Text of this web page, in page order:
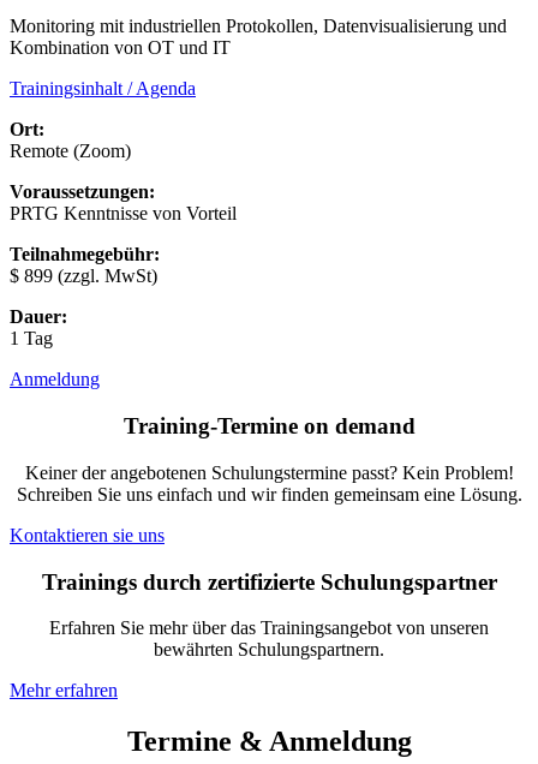
Monitoring mit industriellen Protokollen, Datenvisualisierung und
Kombination von OT und IT
Trainingsinhalt / Agenda
Ort:
Remote (Zoom)
Voraussetzungen:
PRTG Kenntnisse von Vorteil
Teilnahmegebühr:
$ 899 (zzgl. MwSt)
Dauer:
1 Tag
Anmeldung
Training-Termine on demand
Keiner der angebotenen Schulungstermine passt? Kein Problem!
Schreiben Sie uns einfach und wir finden gemeinsam eine Lösung.
Kontaktieren sie uns
Trainings durch zertifizierte Schulungspartner
Erfahren Sie mehr über das Trainingsangebot von unseren
bewährten Schulungspartnern.
Mehr erfahren
Termine & Anmeldung